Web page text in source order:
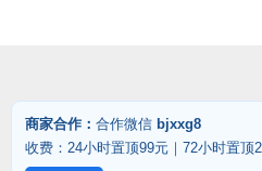
商家合作： 合作微信 bjxxg8
收费：24小时置顶99元｜72小时置顶